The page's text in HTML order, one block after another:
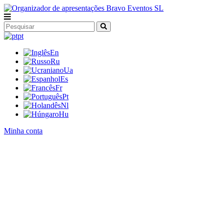
pt
En
Ru
Ua
Es
Fr
Pt
Nl
Hu
Minha conta